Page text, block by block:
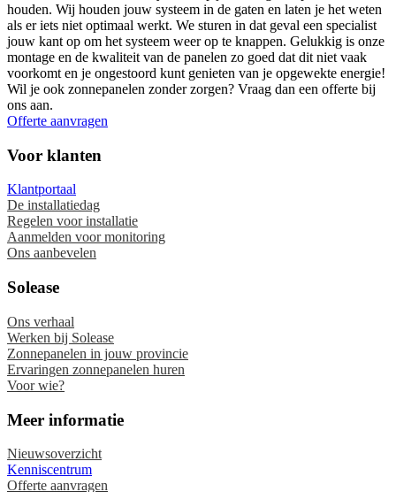
houden. Wij houden jouw systeem in de gaten en laten je het weten
als er iets niet optimaal werkt. We sturen in dat geval een specialist
jouw kant op om het systeem weer op te knappen. Gelukkig is onze
montage en de kwaliteit van de panelen zo goed dat dit niet vaak
voorkomt en je ongestoord kunt genieten van je opgewekte energie!
Wil je ook zonnepanelen zonder zorgen? Vraag dan een offerte bij
ons aan.
Offerte aanvragen
Voor klanten
Klantportaal
De installatiedag
Regelen voor installatie
Aanmelden voor monitoring
Ons aanbevelen
Solease
Ons verhaal
Werken bij Solease
Zonnepanelen in jouw provincie
Ervaringen zonnepanelen huren
Voor wie?
Meer informatie
Nieuwsoverzicht
Kenniscentrum
Offerte aanvragen